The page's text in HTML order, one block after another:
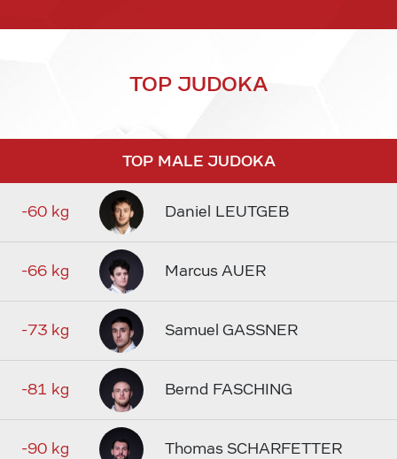
TOP JUDOKA
TOP MALE JUDOKA
-60 kg Daniel LEUTGEB
-66 kg Marcus AUER
-73 kg Samuel GASSNER
-81 kg Bernd FASCHING
-90 kg Thomas SCHARFETTER